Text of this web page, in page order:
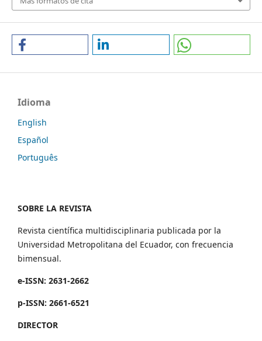
Idioma
English
Español
Português
SOBRE LA REVISTA
Revista científica multidisciplinaria publicada por la
Universidad Metropolitana del Ecuador, con frecuencia
bimensual.
e-ISSN: 2631-2662
p-ISSN: 2661-6521
DIRECTOR